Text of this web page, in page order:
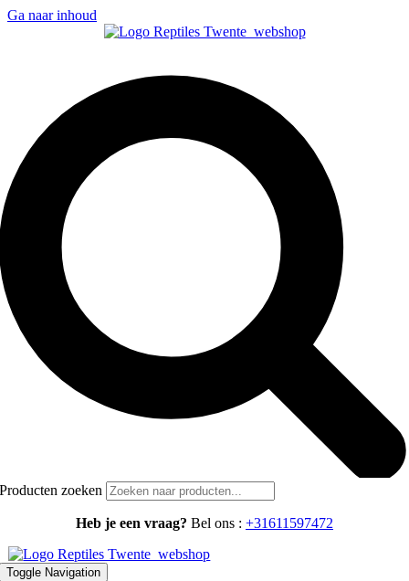
Ga naar inhoud
Producten zoeken
Heb je een vraag? Bel ons : +31611597472
Toggle Navigation